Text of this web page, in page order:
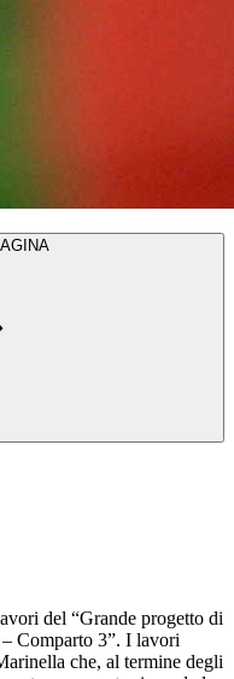
del “Grande progetto di
Comparto 3”. I lavori
che, al termine degli